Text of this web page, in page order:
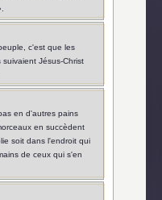
c'est que les
suivaient Jésus-Christ
en d'autres pains
en succèdent
soit dans l'endroit qui
de ceux qui s'en